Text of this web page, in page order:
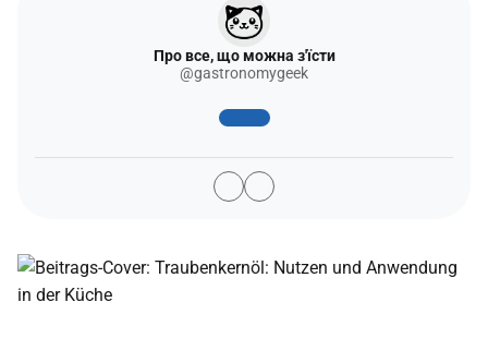
Про все, що можна з'їсти
@gastronomygeek